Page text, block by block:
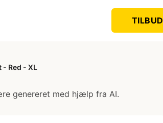
TILBUD
- Red - XL
genereret med hjælp fra AI.